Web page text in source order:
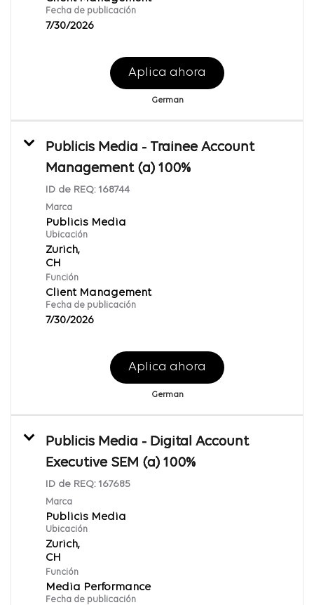
Fecha de publicación
7/30/2026
Aplica ahora
German
Publicis Media - Trainee Account
Management (a) 100%
ID de REQ: 168744
Marca
Publicis Media
Ubicación
Zurich,
Función
Client Management
Fecha de publicación
7/30/2026
Aplica ahora
German
Publicis Media - Digital Account
Executive SEM (a) 100%
ID de REQ: 167685
Marca
Publicis Media
Ubicación
Zurich,
Función
Media Performance
Fecha de publicación